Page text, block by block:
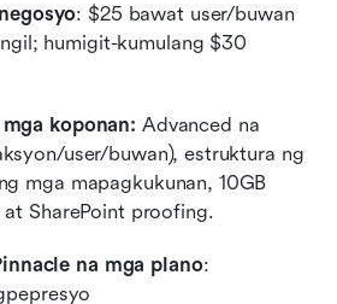
: $25 bawat user/buwan
humigit-kumulang $30
koponan: Advanced na
user/buwan), estruktura ng
mga mapagkukunan, 10GB
SharePoint proofing.
na mga plano: